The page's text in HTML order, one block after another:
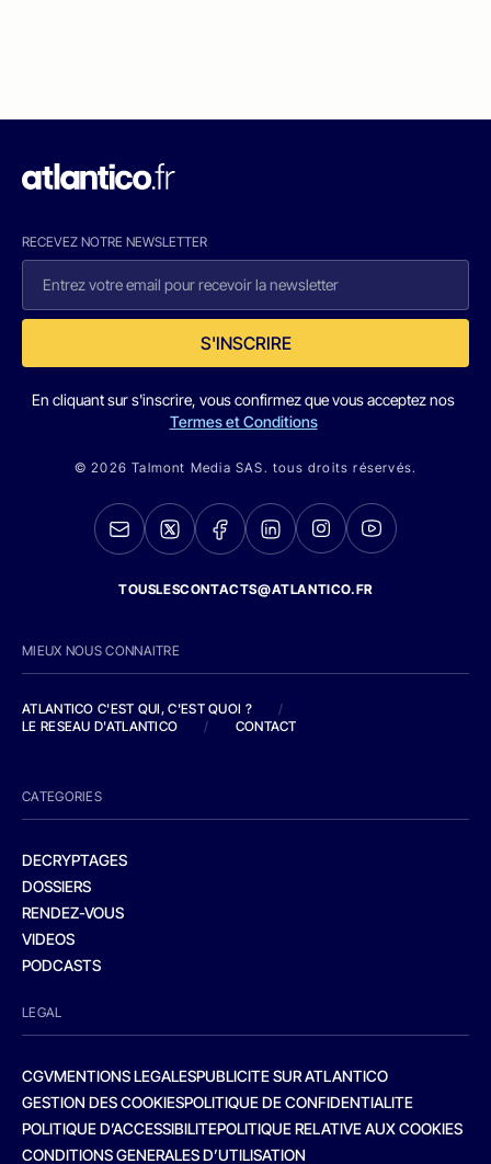
RECEVEZ NOTRE NEWSLETTER
S'INSCRIRE
En cliquant sur s'inscrire, vous confirmez que vous acceptez nos
Termes et Conditions
© 2026 Talmont Media SAS. tous droits réservés.
TOUSLESCONTACTS@ATLANTICO.FR
MIEUX NOUS CONNAITRE
ATLANTICO C'EST QUI, C'EST QUOI ?
/
LE RESEAU D'ATLANTICO
/ CONTACT
CATEGORIES
DECRYPTAGES
DOSSIERS
RENDEZ-VOUS
VIDEOS
PODCASTS
LEGAL
CGVMENTIONS LEGALESPUBLICITE SUR ATLANTICO
GESTION DES COOKIESPOLITIQUE DE CONFIDENTIALITE
POLITIQUE D’ACCESSIBILITEPOLITIQUE RELATIVE AUX COOKIES
CONDITIONS GENERALES D’UTILISATION